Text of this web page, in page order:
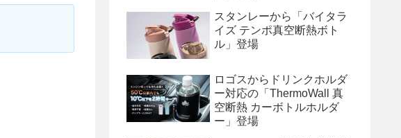
スタンレーから「バイタラ
イズ テンポ真空断熱ボト
ル」登場
ロゴスからドリンクホルダ
ー対応の「ThermoWall 真
空断熱 カーボトルホルダ
ー」登場